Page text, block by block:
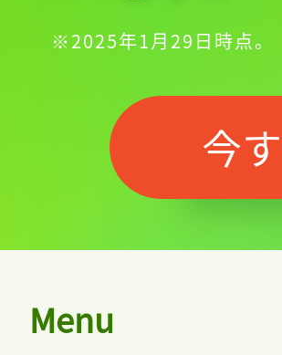
※2025年1月29日時点。
今
Menu